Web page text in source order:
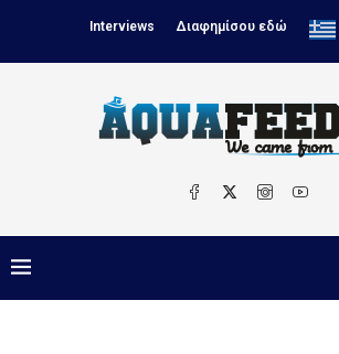
Interviews Διαφημίσου εδώ